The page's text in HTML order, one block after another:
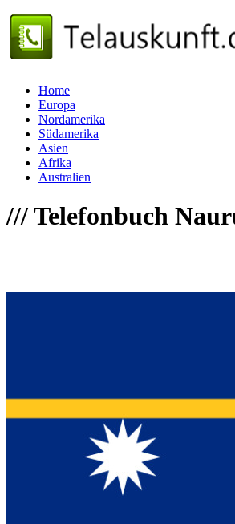
Home
Europa
Nordamerika
Südamerika
Asien
Afrika
Australien
///Telefonbuch